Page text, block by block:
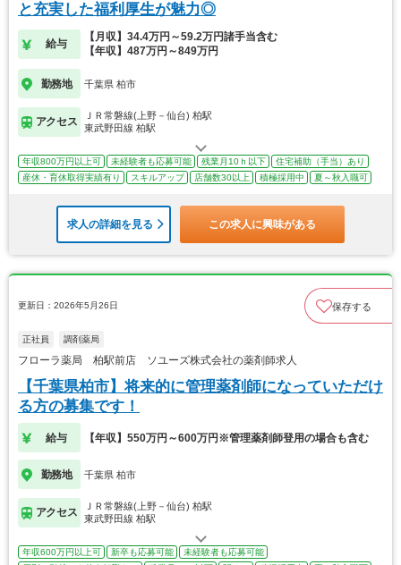
と充実した福利厚生が魅力◎
給与
【月収】34.4万円～59.2万円諸手当含む
【年収】487万円～849万円
勤務地 千葉県 柏市
アクセス
ＪＲ常磐線(上野－仙台) 柏駅
東武野田線 柏駅
年収800万円以上可 未経験者も応募可能 残業月10ｈ以下
住宅補助（手当）あり
産休・育休取得実績有り
スキルアップ 店舗数30以上 積極採用中 夏～秋入職可
求人の詳細を見る この求人に興味がある
更新日：2026年5月26日 保存する
正社員 調剤薬局
フローラ薬局 柏駅前店 ソユーズ株式会社の薬剤師求人
【千葉県柏市】将来的に管理薬剤師になっていただけ
る方の募集です！
給与 【年収】550万円～600万円※管理薬剤師登用の場合も含む
勤務地 千葉県 柏市
アクセス
ＪＲ常磐線(上野－仙台) 柏駅
東武野田線 柏駅
年収600万円以上可 新卒も応募可能
未経験者も応募可能